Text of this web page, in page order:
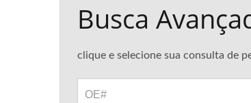
Busca
clique e selecione sua consulta de